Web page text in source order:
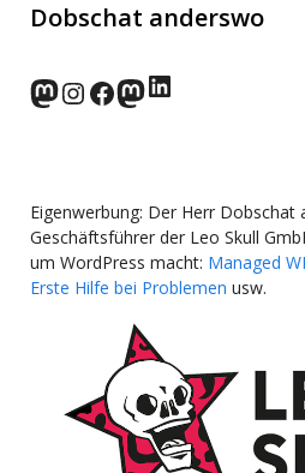
Dobschat anderswo
norden.social
Instagram
Facebook
wp-punks.social
LinkedIn
Eigenwerbung: Der Herr Dobschat
Geschäftsführer der Leo Skull
um WordPress macht: Managed
Erste Hilfe bei Problemen usw.